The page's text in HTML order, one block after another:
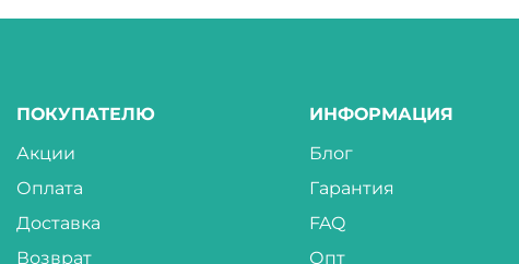
ПОКУПАТЕЛЮ
Акции
Оплата
Доставка
Возврат
ИНФОРМАЦИЯ
Блог
Гарантия
FAQ
Опт